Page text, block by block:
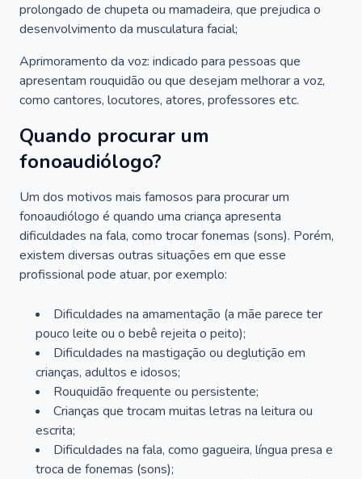
prolongado de chupeta ou mamadeira, que prejudica o
desenvolvimento da musculatura facial;
Aprimoramento da voz: indicado para pessoas que
apresentam rouquidão ou que desejam melhorar a voz,
como cantores, locutores, atores, professores etc.
Quando procurar um
fonoaudiólogo?
Um dos motivos mais famosos para procurar um
fonoaudiólogo é quando uma criança apresenta
dificuldades na fala, como trocar fonemas (sons). Porém,
existem diversas outras situações em que esse
profissional pode atuar, por exemplo:
Dificuldades na amamentação (a mãe parece ter
pouco leite ou o bebê rejeita o peito);
Dificuldades na mastigação ou deglutição em
crianças, adultos e idosos;
Rouquidão frequente ou persistente;
Crianças que trocam muitas letras na leitura ou
escrita;
Dificuldades na fala, como gagueira, língua presa e
troca de fonemas (sons);